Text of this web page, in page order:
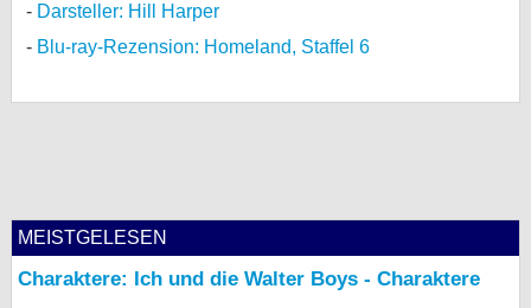
Darsteller: Hill Harper
Blu-ray-Rezension: Homeland, Staffel 6
MEISTGELESEN
Charaktere: Ich und die Walter Boys - Charaktere